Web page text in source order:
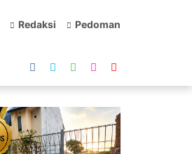
Redaksi Pedoman